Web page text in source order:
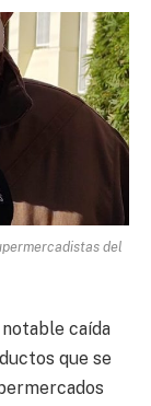
del
caída
que se